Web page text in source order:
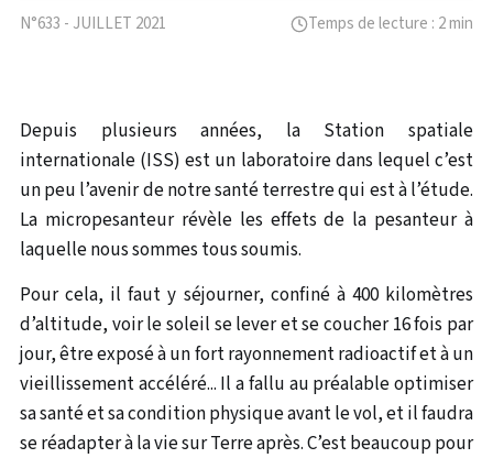
N°633 - JUILLET 2021 Temps de lecture : 2 min
Depuis plusieurs années, la Station spatiale
internationale (ISS) est un laboratoire dans lequel c’est
un peu l’avenir de notre santé terrestre qui est à l’étude.
La micropesanteur révèle les effets de la pesanteur à
laquelle nous sommes tous soumis.
Pour cela, il faut y séjourner, confiné à 400 kilomètres
d’altitude, voir le soleil se lever et se coucher 16 fois par
jour, être exposé à un fort rayonnement radioactif et à un
vieillissement accéléré... Il a fallu au préalable optimiser
sa santé et sa condition physique avant le vol, et il faudra
se réadapter à la vie sur Terre après. C’est beaucoup pour